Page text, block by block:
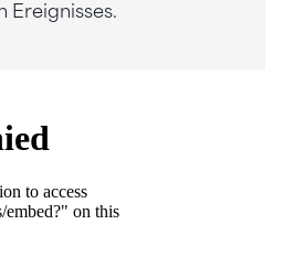
Ereignisses.